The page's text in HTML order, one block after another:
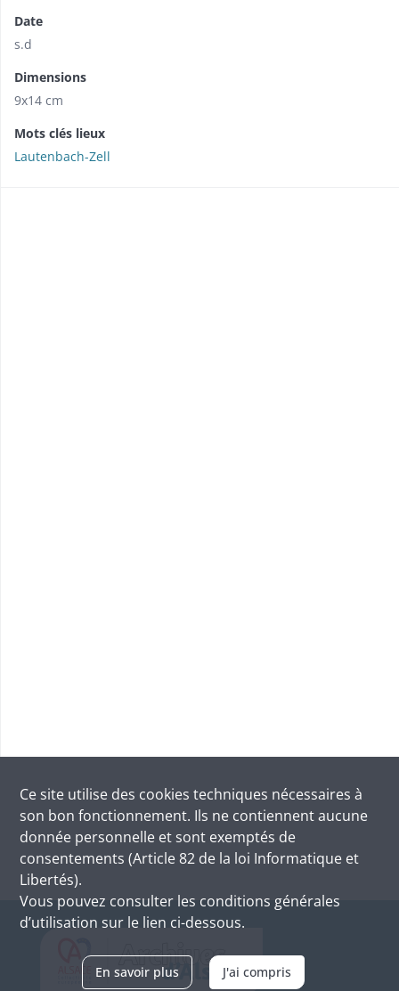
Date
s.d
Dimensions
9x14 cm
Mots clés lieux
Lautenbach-Zell
Ce site utilise des cookies techniques nécessaires à
son bon fonctionnement. Ils ne contiennent aucune
donnée personnelle et sont exemptés de
consentements (Article 82 de la loi Informatique et
Libertés).
Vous pouvez consulter les conditions générales
d’utilisation sur le lien ci-dessous.
En savoir plus J'ai compris